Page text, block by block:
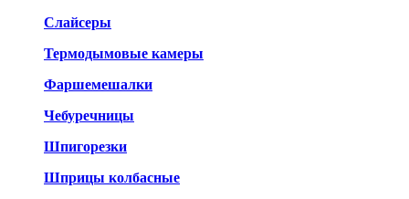
Слайсеры
Термодымовые камеры
Фаршемешалки
Чебуречницы
Шпигорезки
Шприцы колбасные